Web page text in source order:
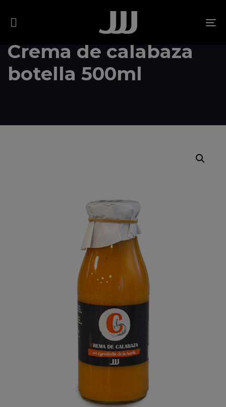
links
Crema de calabaza
botella 500ml